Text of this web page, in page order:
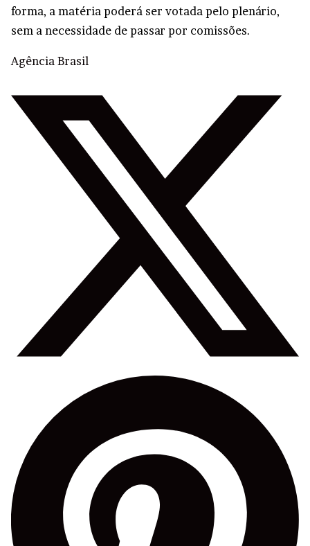
forma, a matéria poderá ser votada pelo plenário,
sem a necessidade de passar por comissões.
Agência Brasil